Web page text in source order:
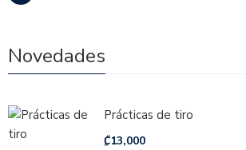
Novedades
Prácticas de tiro
₡13,000